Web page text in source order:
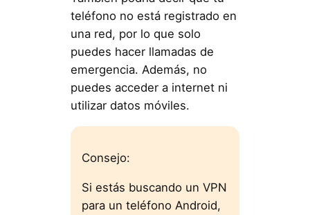
teléfono no está registrado en
una red, por lo que solo
puedes hacer llamadas de
emergencia. Además, no
puedes acceder a internet ni
utilizar datos móviles.
Consejo:
Si estás buscando un VPN
para un teléfono Android,